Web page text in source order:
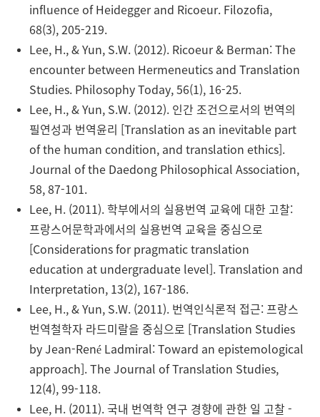
influence of Heidegger and Ricoeur. Filozofia,
68(3), 205-219.
Lee, H., & Yun, S.W. (2012). Ricoeur & Berman: The
encounter between Hermeneutics and Translation
Studies. Philosophy Today, 56(1), 16-25.
Lee, H., & Yun, S.W. (2012). 인간 조건으로서의 번역의
필연성과 번역윤리 [Translation as an inevitable part
of the human condition, and translation ethics].
Journal of the Daedong Philosophical Association,
58, 87-101.
Lee, H. (2011). 학부에서의 실용번역 교육에 대한 고찰:
프랑스어문학과에서의 실용번역 교육을 중심으로
[Considerations for pragmatic translation
education at undergraduate level]. Translation and
Interpretation, 13(2), 167-186.
Lee, H., & Yun, S.W. (2011). 번역인식론적 접근: 프랑스
번역철학자 라드미랄을 중심으로 [Translation Studies
by Jean-René Ladmiral: Toward an epistemological
approach]. The Journal of Translation Studies,
12(4), 99-118.
Lee, H. (2011). 국내 번역학 연구 경향에 관한 일 고찰 -